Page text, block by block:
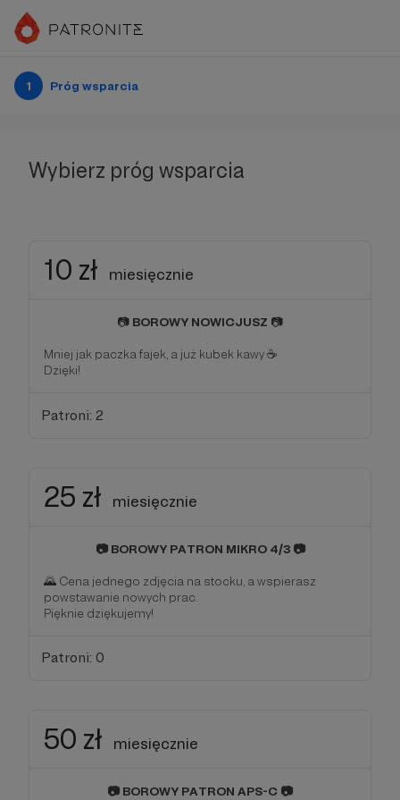
1 Próg wsparcia
Wybierz próg wsparcia
10 zł miesięcznie
📷 BOROWY NOWICJUSZ 📷
Mniej jak paczka fajek, a już kubek kawy ☕️
Dzięki!
Patroni: 2
25 zł miesięcznie
📷 BOROWY PATRON MIKRO 4/3 📷
🌄 Cena jednego zdjęcia na stocku, a wspierasz
powstawanie nowych prac.
Pięknie dziękujemy!
Patroni: 0
50 zł miesięcznie
📷 BOROWY PATRON APS-C 📷